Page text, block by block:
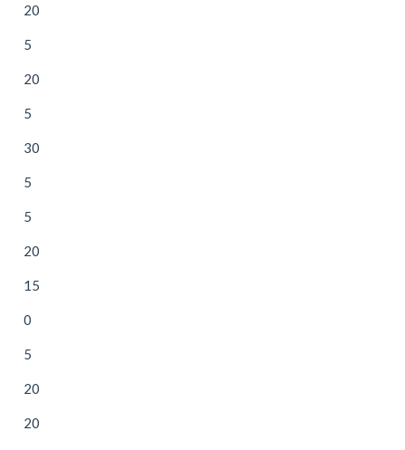
20
5
20
5
30
5
5
20
15
0
5
20
20